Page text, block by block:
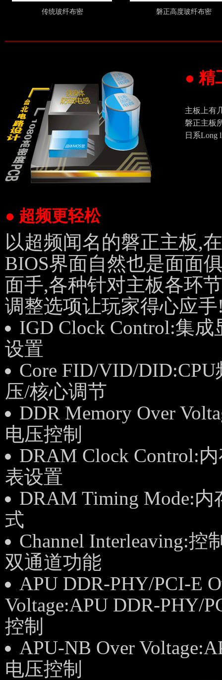
传统玻纤布密 磐正高度玻纤布密
● 精
主板上有
磐正主板
日系Long
● 超频更轻松
以超频闻名的磐正主板,
BIOS界面自然也是面面
面手,各种针对主板各环
调整选项让玩家得心应
IGD Clock Control:集成
设置
Core FID/VID/
压/核心调节
DDR Memory Over
电压控制
DRAM Clock Control:
表设置
DRAM Timing Mode:内
式
Channel Interleaving:控
双通道功能
APU DDR-PHY/PCI-E
Voltage:APU DDR-PHY/
控制
APU-NB Over
电压控制